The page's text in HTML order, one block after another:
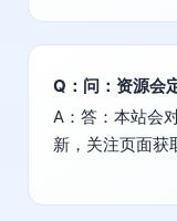
Q：问：资源会
A：答：本站会
新，关注页面获